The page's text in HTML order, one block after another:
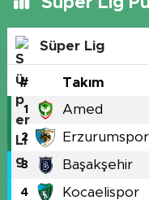
Süper Lig
# Takım
1 Amed
2
3 Başakşehir
4 Kocaelispor